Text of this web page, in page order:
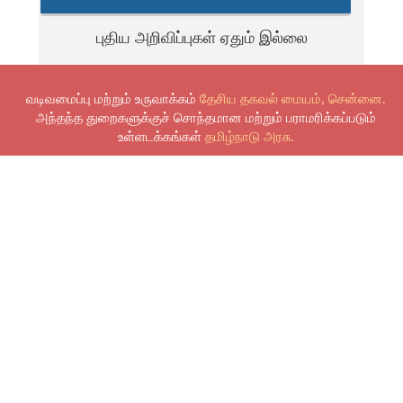
புதிய அறிவிப்புகள் ஏதும் இல்லை
வடிவமைப்பு மற்றும் உருவாக்கம் தேசிய தகவல் மையம், சென்னை.
அந்தந்த துறைகளுக்குச் சொந்தமான மற்றும் பராமரிக்கப்படும்
உள்ளடக்கங்கள் தமிழ்நாடு அரசு.